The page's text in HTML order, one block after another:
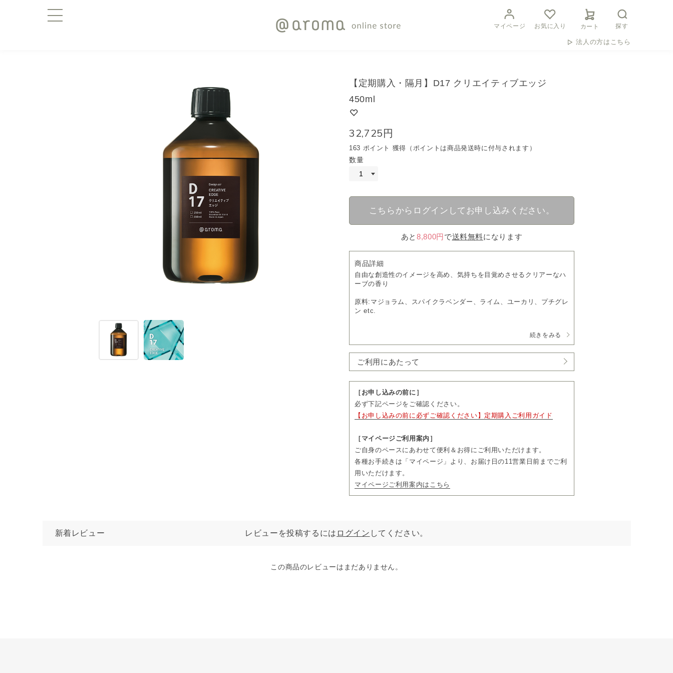
マイページ お気に入り カート 探す
法人の方はこちら
【定期購入・隔月】D17 クリエイティブエッジ
450ml
32,725円
163 ポイント 獲得（ポイントは商品発送時に付与されます）
数量
こちらからログインしてお申し込みください。
あと8,800円 で送料無料になります
商品詳細
自由な創造性のイメージを高め、気持ちを目覚めさせるクリアーなハ
ーブの香り
原料:マジョラム、スパイクラベンダー、ライム、ユーカリ、プチグレ
ン etc.
・通常価格 38,500円（税込）
・お届け日の11営業日前まで、「マイページ」よりお届け日やお届け
先をご変更いただけます。
・お届け頻度やコースのご変更および解約については、毎月コースは
3回分、隔月コースは2回分のお届け完了後、「マイページ」よりお手
続きいただけます。
続きをみる
ご利用にあたって
［お申し込みの前に］
必ず下記ページをご確認ください。
【お申し込みの前に必ずご確認ください】定期購入ご利用ガイド
［マイページご利用案内］
ご自身のペースにあわせて便利＆お得にご利用いただけます。
各種お手続きは「マイページ」より、お届け日の11営業日前までご利
用いただけます。
マイページご利用案内はこちら
新着レビュー レビューを投稿するには ログイン してください。
この商品のレビューはまだありません。